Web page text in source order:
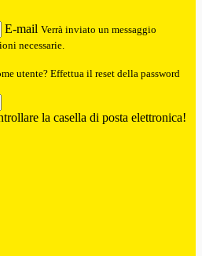
E-mail Verrà inviato un messaggio
necessarie.
utente? Effettua il reset della password
la casella di posta elettronica!